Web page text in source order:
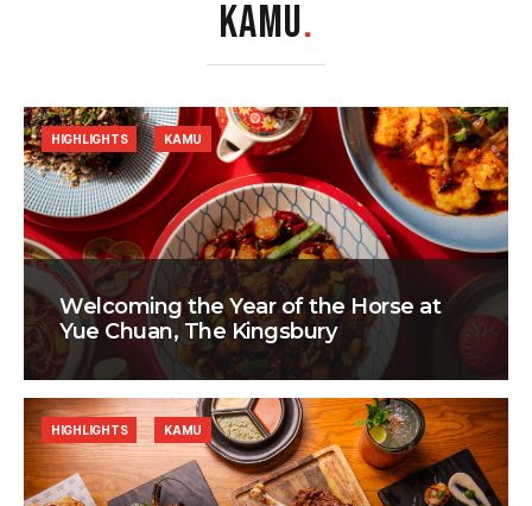
KAMU.
Welcoming the Year of the Horse at
Yue Chuan, The Kingsbury
HIGHLIGHTS KAMU
HIGHLIGHTS KAMU